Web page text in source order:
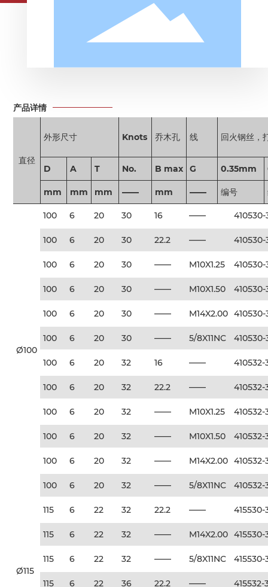
产品详情
直径
外形尺寸 Knots 乔木孔 线 回火钢丝，
D A T No. B max G 0.35mm
mm mm mm —— mm —— 编号
Ø100
100 6 20 30 16 ——
100 6 20 30 22.2 —— 410530-
100 6 20 30 —— M10X1.25
100 6 20 30 —— M10X1.50 410530-
100 6 20 30 —— M14X2.00
100 6 20 30 —— 5/8X11NC
100 6 20 32 16 ——
100 6 20 32 22.2 ——
100 6 20 32 —— M10X1.25
100 6 20 32 —— M10X1.50 410532-
100 6 20 32 —— M14X2.00
100 6 20 32 —— 5/8X11NC
Ø115
115 6 22 32 22.2 ——
115 6 22 32 —— M14X2.00
115 6 22 32 —— 5/8X11NC
115 6 22 36 22.2 ——